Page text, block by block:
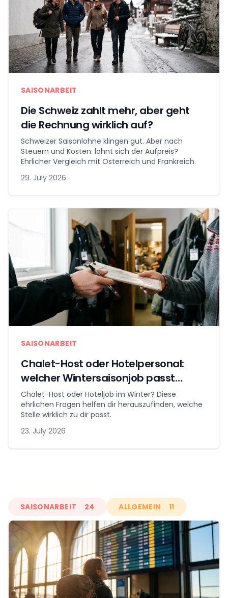
SAISONARBEIT
Die Schweiz zahlt mehr, aber geht
die Rechnung wirklich auf?
Schweizer Saisonlohne klingen gut. Aber nach
Steuern und Kosten: lohnt sich der Aufpreis?
Ehrlicher Vergleich mit Osterreich und Frankreich.
29. July 2026
SAISONARBEIT
Chalet-Host oder Hotelpersonal:
welcher Wintersaisonjob passt
wirklich zu dir?
Chalet-Host oder Hoteljob im Winter? Diese
ehrlichen Fragen helfen dir herauszufinden, welche
Stelle wirklich zu dir passt.
23. July 2026
SAISONARBEIT 24 ALLGEMEIN 11